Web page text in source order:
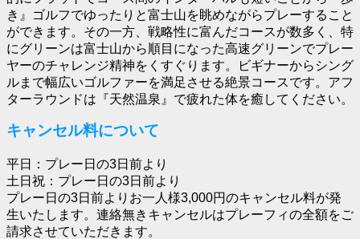
き』ゴルフでゆったりと富士山を眺めながらプレーすること
ができます。その一方、戦略性に富んだコースが数多く、特
にグリーンは富士山から順目になった高速グリーンでプレー
ヤーのチャレンジ精神をくすぐります。ビギナーからシング
ルまで幅広いゴルファーを満足させる絶景コースです。アフ
ターラウンドは『天然温泉』で疲れた体を癒してください。
キャンセル料について
平日：プレー日の3日前より
土日祝：プレー日の3日前より
プレー日の3日前よりお一人様3,000円のキャンセル料が発
生いたします。連絡無きキャンセルはプレーフィの全額をご
請求させていただきます。